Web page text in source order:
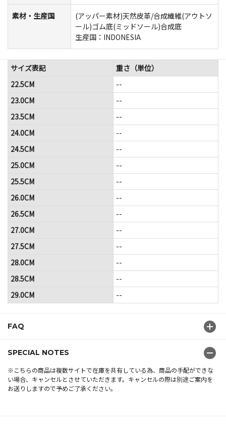
素材・生産国
(アッパー素材)天然皮革/合成繊維(アウトソ
ール)ゴム底(ミッドソール)合成底
生産国：INDONESIA
FAQ
SPECIAL NOTES
※こちらの商品は複数サイトで在庫を共有している為、商品の手配ができな
い場合、キャンセルとさせていただきます。キャンセルの際は別途ご案内を
お送りしますので予めご了承ください。
サイズ表記
重さ（単位）
22.5CM
--
23.0CM
--
23.5CM
--
24.0CM
--
24.5CM
--
25.0CM
--
25.5CM
--
26.0CM
--
26.5CM
--
27.0CM
--
27.5CM
--
28.0CM
--
28.5CM
--
29.0CM
--